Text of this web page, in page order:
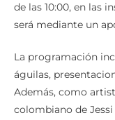
de las 10:00, en las
será mediante un
La programación
águilas,
Además, como
colombiano de